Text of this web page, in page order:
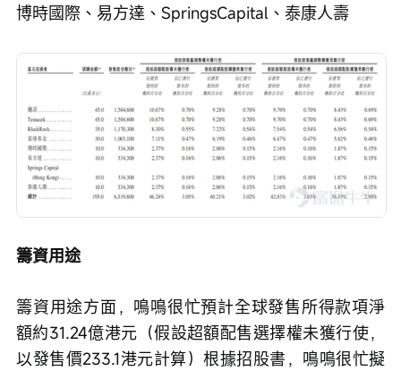
博時國際、易方達、SpringsCapital、泰康人壽
籌資用途
籌資用途方面，鳴鳴很忙預計全球發售所得款項淨
額約31.24億港元（假設超額配售選擇權未獲行使，
以發售價233.1港元計算）根據招股書，鳴鳴很忙擬